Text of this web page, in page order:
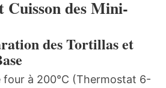
Cuisson des Mini-
des Tortillas et
à 200°C (Thermostat 6-